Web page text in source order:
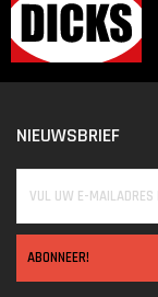
NIEUWSBRIEF
ABONNEER!